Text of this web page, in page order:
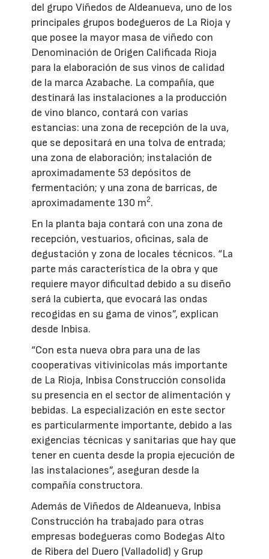
del grupo Viñedos de Aldeanueva, uno de los
principales grupos bodegueros de La Rioja y
que posee la mayor masa de viñedo con
Denominación de Origen Calificada Rioja
para la elaboración de sus vinos de calidad
de la marca Azabache. La compañía, que
destinará las instalaciones a la producción
de vino blanco, contará con varias
estancias: una zona de recepción de la uva,
que se depositará en una tolva de entrada;
una zona de elaboración; instalación de
aproximadamente 53 depósitos de
fermentación; y una zona de barricas, de
aproximadamente 130 m2.
En la planta baja contará con una zona de
recepción, vestuarios, oficinas, sala de
degustación y zona de locales técnicos. “La
parte más característica de la obra y que
requiere mayor dificultad debido a su diseño
será la cubierta, que evocará las ondas
recogidas en su gama de vinos”, explican
desde Inbisa.
“Con esta nueva obra para una de las
cooperativas vitivinícolas más importante
de La Rioja, Inbisa Construcción consolida
su presencia en el sector de alimentación y
bebidas. La especialización en este sector
es particularmente importante, debido a las
exigencias técnicas y sanitarias que hay que
tener en cuenta desde la propia ejecución de
las instalaciones”, aseguran desde la
compañía constructora.
Además de Viñedos de Aldeanueva, Inbisa
Construcción ha trabajado para otras
empresas bodegueras como Bodegas Alto
de Ribera del Duero (Valladolid) y Grup